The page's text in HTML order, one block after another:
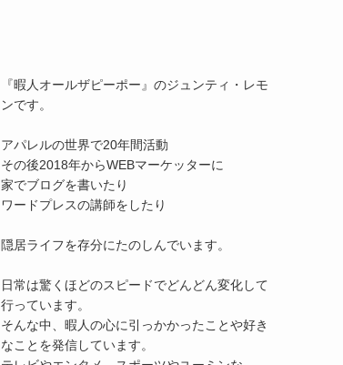
『暇人オールザピーポー』のジュンティ・レモ
ンです。
アパレルの世界で20年間活動
その後2018年からWEBマーケッターに
家でブログを書いたり
ワードプレスの講師をしたり
隠居ライフを存分にたのしんでいます。
日常は驚くほどのスピードでどんどん変化して
行っています。
そんな中、暇人の心に引っかかったことや好き
なことを発信しています。